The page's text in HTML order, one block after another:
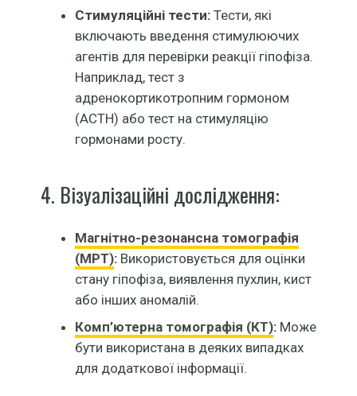
Стимуляційні тести:Тести, які
включають введення стимулюючих
агентів для перевірки реакції гіпофіза.
Наприклад, тест з
адренокортикотропним гормоном
(ACTH) або тест на стимуляцію
гормонами росту.
4. Візуалізаційні дослідження:
Магнітно-резонансна томографія
(МРТ):Використовується для оцінки
стану гіпофіза, виявлення пухлин, кист
або інших аномалій.
Комп’ютерна томографія (КТ):Може
бути використана в деяких випадках
для додаткової інформації.